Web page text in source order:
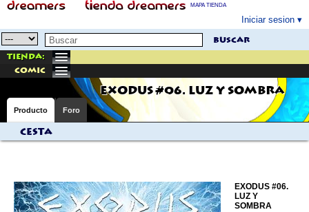
MAPA TIENDA
Iniciar sesion
buscar
Tienda:
comic
EXODUS #06. LUZ Y SOMBRA
Producto Foro
Cesta
EXODUS #06.
LUZ Y
SOMBRA